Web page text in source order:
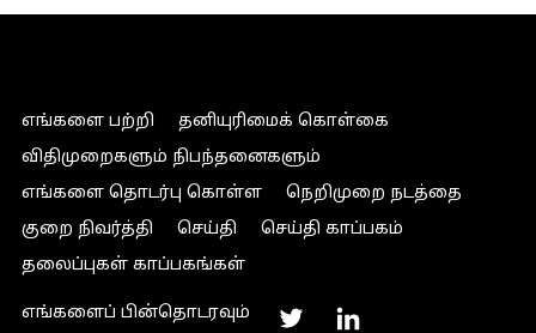
எங்களை பற்றி
தனியுரிமைக் கொள்கை
விதிமுறைகளும் நிபந்தனைகளும்
எங்களை தொடர்பு கொள்ள
நெறிமுறை நடத்தை
குறை நிவர்த்தி
செய்தி
செய்தி காப்பகம்
தலைப்புகள் காப்பகங்கள்
எங்களைப் பின்தொடரவும்